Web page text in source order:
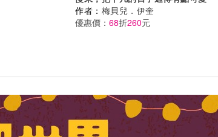
作者： 梅貝兒．伊奎
優惠價： 68折260元